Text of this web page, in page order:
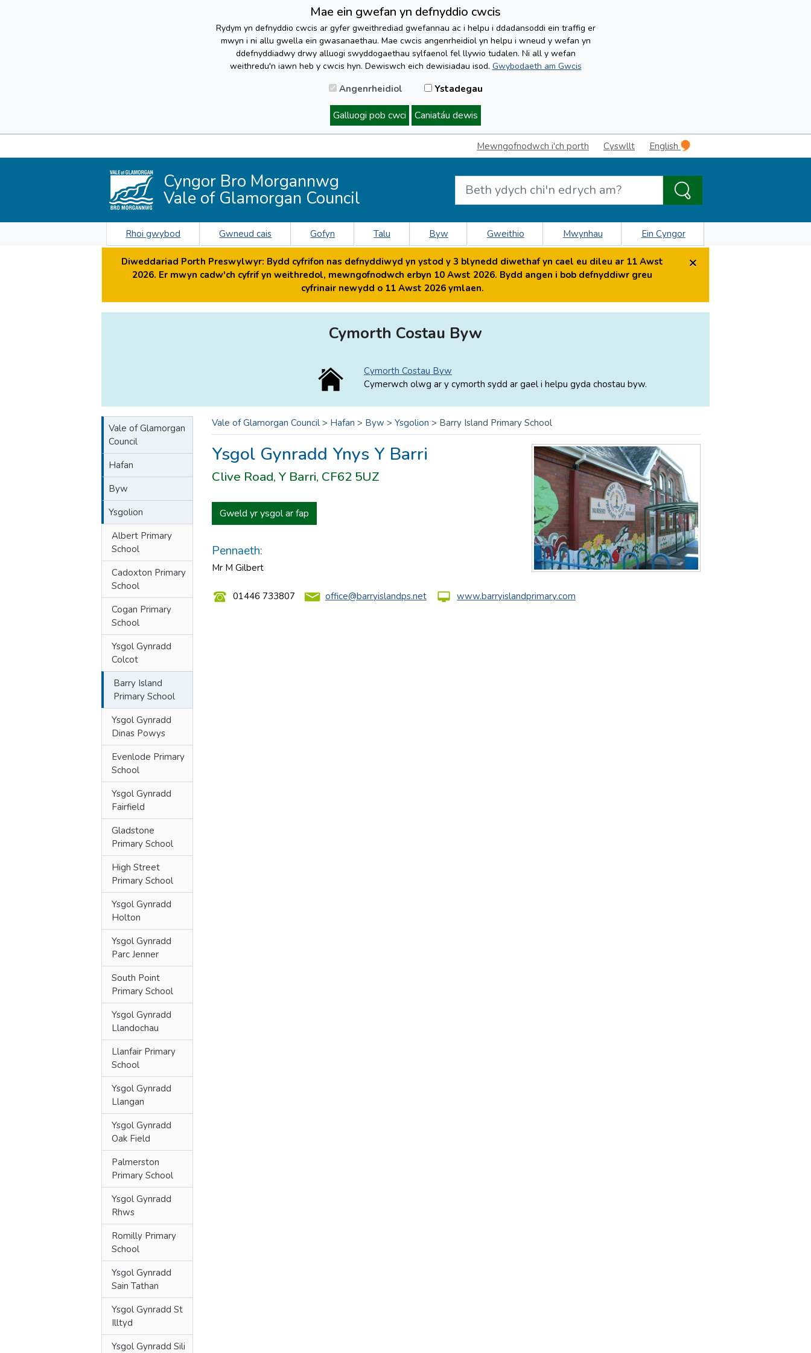
Mae ein gwefan yn defnyddio cwcis
Rydym yn defnyddio cwcis ar gyfer gweithrediad gwefannau ac i helpu i ddadansoddi ein traffig er
mwyn i ni allu gwella ein gwasanaethau. Mae cwcis angenrheidiol yn helpu i wneud y wefan yn
ddefnyddiadwy drwy alluogi swyddogaethau sylfaenol fel llywio tudalen. Ni all y wefan
weithredu'n iawn heb y cwcis hyn. Dewiswch eich dewisiadau isod. Gwybodaeth am Gwcis
Angenrheidiol Ystadegau
Galluogi pob cwci Caniatáu dewis
Mewngofnodwch i'ch porth Cyswllt English
Cyngor Bro Morgannwg
Vale of Glamorgan Council
Rhoi gwybod Gwneud cais Gofyn Talu Byw Gweithio Mwynhau Ein Cyngor
Diweddariad Porth Preswylwyr: Bydd cyfrifon nas defnyddiwyd yn ystod y 3 blynedd diwethaf yn cael eu dileu ar 11 Awst
2026. Er mwyn cadw'ch cyfrif yn weithredol, mewngofnodwch erbyn 10 Awst 2026. Bydd angen i bob defnyddiwr greu
cyfrinair newydd o 11 Awst 2026 ymlaen.
×
Cymorth Costau Byw
Cymorth Costau Byw
Cymerwch olwg ar y cymorth sydd ar gael i helpu gyda chostau byw.
Vale of Glamorgan
Council
Hafan
Byw
Ysgolion
Albert Primary
School
Cadoxton Primary
School
Cogan Primary
School
Ysgol Gynradd
Colcot
Barry Island
Primary School
Ysgol Gynradd
Dinas Powys
Evenlode Primary
School
Ysgol Gynradd
Fairfield
Gladstone
Primary School
High Street
Primary School
Ysgol Gynradd
Holton
Ysgol Gynradd
Parc Jenner
South Point
Primary School
Ysgol Gynradd
Llandochau
Llanfair Primary
School
Ysgol Gynradd
Llangan
Ysgol Gynradd
Oak Field
Palmerston
Primary School
Ysgol Gynradd
Rhws
Romilly Primary
School
Ysgol Gynradd
Sain Tathan
Ysgol Gynradd St
Illtyd
Ysgol Gynradd Sili
Vale of Glamorgan Council > Hafan > Byw > Ysgolion > Barry Island Primary School
Ysgol Gynradd Ynys Y Barri
Clive Road, Y Barri, CF62 5UZ
Gweld yr ysgol ar fap
Pennaeth:
Mr M Gilbert
01446 733807 office@barryislandps.net www.barryislandprimary.com